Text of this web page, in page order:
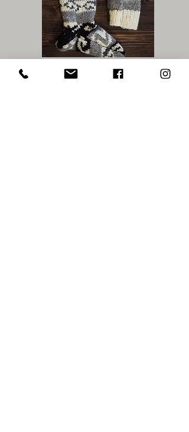
くつした roomshoes